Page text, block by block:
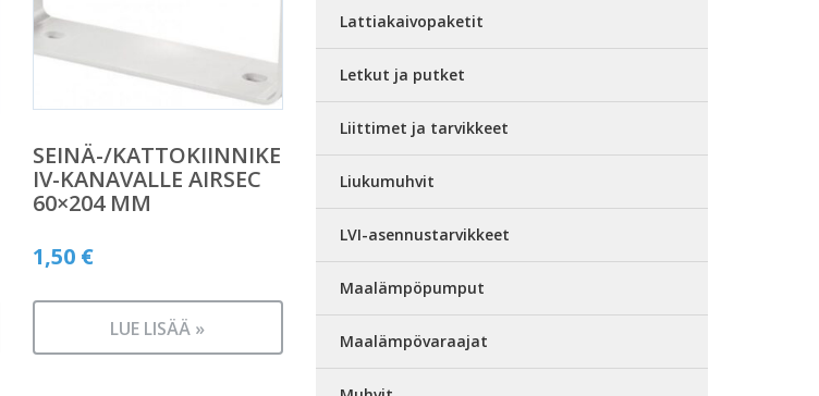
SEINÄ-/KATTOKIINNIKE
IV-KANAVALLE AIRSEC
60×204 MM
1,50 €
LUE LISÄÄ »
Lattiakaivopaketit
Letkut ja putket
Liittimet ja tarvikkeet
Liukumuhvit
LVI-asennustarvikkeet
Maalämpöpumput
Maalämpövaraajat